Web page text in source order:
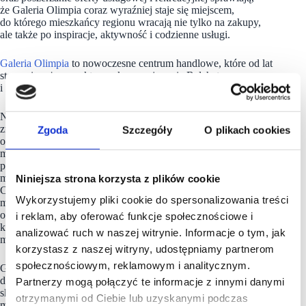
Zgoda Szczegóły O plikach cookies
Niniejsza strona korzysta z plików cookie
Wykorzystujemy pliki cookie do spersonalizowania treści
i reklam, aby oferować funkcje społecznościowe i
analizować ruch w naszej witrynie. Informacje o tym, jak
korzystasz z naszej witryny, udostępniamy partnerom
społecznościowym, reklamowym i analitycznym.
Partnerzy mogą połączyć te informacje z innymi danymi
otrzymanymi od Ciebie lub uzyskanymi podczas
że Galeria Olimpia coraz wyraźniej staje się miejscem,
do którego mieszkańcy regionu wracają nie tylko na zakupy,
ale także po inspiracje, aktywność i codzienne usługi.
Galeria Olimpia to nowoczesne centrum handlowe, które od lat
stanowi ważny punkt na zakupowej mapie Bełchatowa
i regionu.
Na powierzchni najmu obejmującej ponad 33 tys. mkw.
znajduje się około 80 lokali handlowych i usługowych,
oferujących szeroki wachlarz produktów i usług, od globalnych
marek po lokalnych liderów, doskonale znanych i cenionych
przez mieszkańców. Wśród kluczowych najemców znajdują się
m.in. Rituals, H&M, Pepco, Sinsay, Ryłko, Wojas, Deichmann,
CCC, a także salony jubilerskie Apart i YES. Segment
multimediów i elektroniki reprezentują Empik, Media Expert
oraz RTV Euro AGD. Ofertę uzupełnia hipermarket Carrefour,
który zapewnia kompleksowe zakupy spożywcze w jednym
miejscu.
Galeria Olimpia to nie tylko zakupy, to także przestrzeń
do spotkań, relaksu i aktywnego spędzania czasu. Klienci mogą
skorzystać z różnorodnych punktów gastronomicznych,